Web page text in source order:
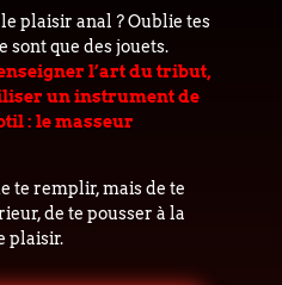
plaisir anal ? Oublie tes
sont que des jouets.
l’art du tribut,
un instrument de
: le masseur
te remplir, mais de te
de te pousser à la
plaisir.